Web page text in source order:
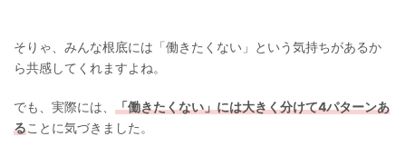
そりゃ、みんな根底には「働きたくない」という気持ちがあるか
ら共感してくれますよね。
でも、実際には、 「働きたくない」には大きく分けて4パターンあ
ることに気づきました。